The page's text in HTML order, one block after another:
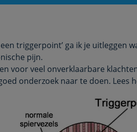
triggerpoint’ ga ik je uitleggen
pijn.
voor veel onverklaarbare
onderzoek naar te doen. Lees